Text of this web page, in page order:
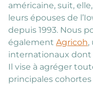
américaine, suit,
leurs épouses de
depuis 1993. Nous
également Agricoh,
internationaux dont
Il vise à agréger
principales